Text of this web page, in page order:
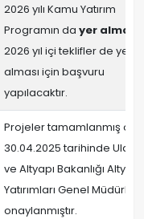
2026 yılı Kamu Yatırım
Programın da yer
2026 yıl içi teklifler de yer
alması için başvuru
yapılacaktır.
Projeler tamamlanmış
30.04.2025 tarihinde
ve Altyapı Bakanlığı Altyapı
Yatırımları Genel
onaylanmıştır.